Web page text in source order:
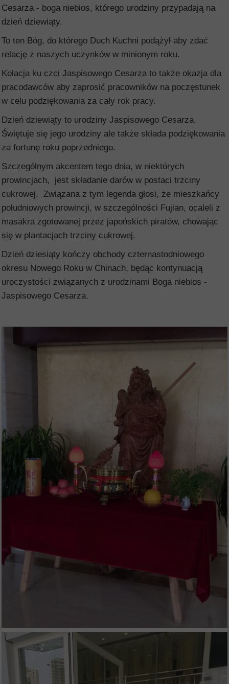
Cesarza - boga niebios, którego urodziny przypadają na
dzień dziewiąty.
To ten Bóg, do którego Duch Kuchni podążył aby zdać
relację z naszych uczynków w minionym roku.
Kolacja ku czci Jaspisowego Cesarza to także okazja dla
pracodawców aby zaprosić pracowników na poczęstunek
w celu podziękowania za cały rok pracy.
Dzień dziewiąty to urodziny Jaspisowego Cesarza.
Świętuje się jego urodziny ale także składa podziękowania
za fortunę roku poprzedniego.
Szczególnym akcentem tego dnia, w niektórych
prowincjach, jest składanie darów w postaci trzciny
cukrowej. Związana z tym legenda głosi, że mieszkańcy
południowych prowincji, w szczególności Fujian, ocaleli z
masakra zgotowanej przez japońskich piratów, chowając
się w plantacjach trzciny cukrowej.
Dzień dziesiąty kończy obchody czternastodniowego
okresu Nowego Roku w Chinach, będąc kontynuacją
uroczystości związanych z urodzinami Boga niebios -
Jaspisowego Cesarza.